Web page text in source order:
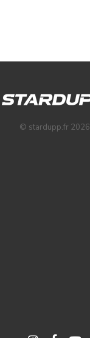
© stardupp.fr 2026